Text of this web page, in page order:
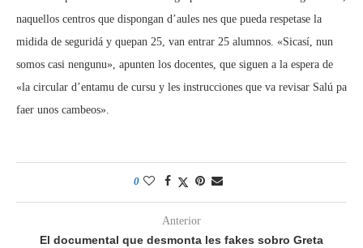
naquellos centros que dispongan d’aules nes que pueda respetase la
midida de seguridá y quepan 25, van entrar 25 alumnos. «Sicasí, nun
somos casi nengunu», apunten los docentes, que siguen a la espera de
«la circular d’entamu de cursu y les instrucciones que va revisar Salú pa
faer unos cambeos».
0
Anterior
El documental que desmonta les fakes sobro Greta